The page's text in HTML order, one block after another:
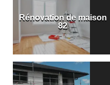
Rénovation de maison
82